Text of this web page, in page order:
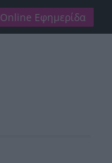
Online Εφημερίδα